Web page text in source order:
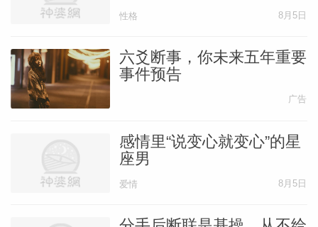
性格 8月5日
六爻断事，你未来五年重要
事件预告
广告
感情里“说变心就变心”的星
座男
爱情 8月5日